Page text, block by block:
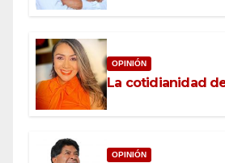
OPINIÓN
La cotidianidad
OPINIÓN